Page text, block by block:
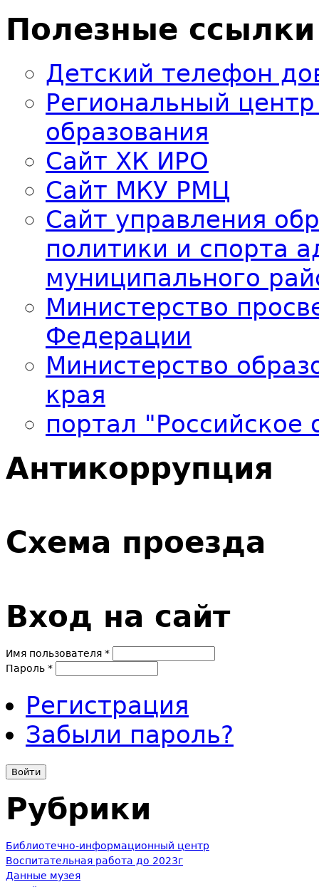
Полезные ссылки
Детский телефон
Региональный
образования
Сайт ХК ИРО
Сайт МКУ РМЦ
Сайт управления
политики и спорта
муниципального
Министерство
Федерации
Министерство
края
портал "Российское
Антикоррупция
Схема проезда
Вход на сайт
Имя пользователя *
Пароль *
Регистрация
Забыли пароль?
Рубрики
Библиотечно-информационный центр
Воспитательная работа до 2023г
Данные музея